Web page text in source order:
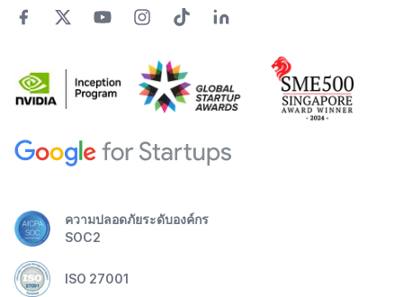
ความปลอดภัยระดับองค์กร
SOC2
ISO 27001